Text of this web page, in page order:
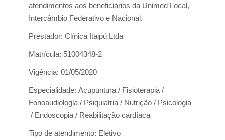
atendimentos aos beneficiários da Unimed Local,
Intercâmbio Federativo e Nacional.
Prestador: Clínica Itaipú Ltda
Matrícula: 51004348-2
Vigência: 01/05/2020
Especialidade: Acupuntura / Fisioterapia /
Fonoaudiologia / Psiquiatria / Nutrição / Psicologia
/ Endoscopia / Reabilitação cardíaca
Tipo de atendimento: Eletivo